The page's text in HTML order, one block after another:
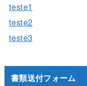
teste1
teste2
teste3
書類送付フォーム